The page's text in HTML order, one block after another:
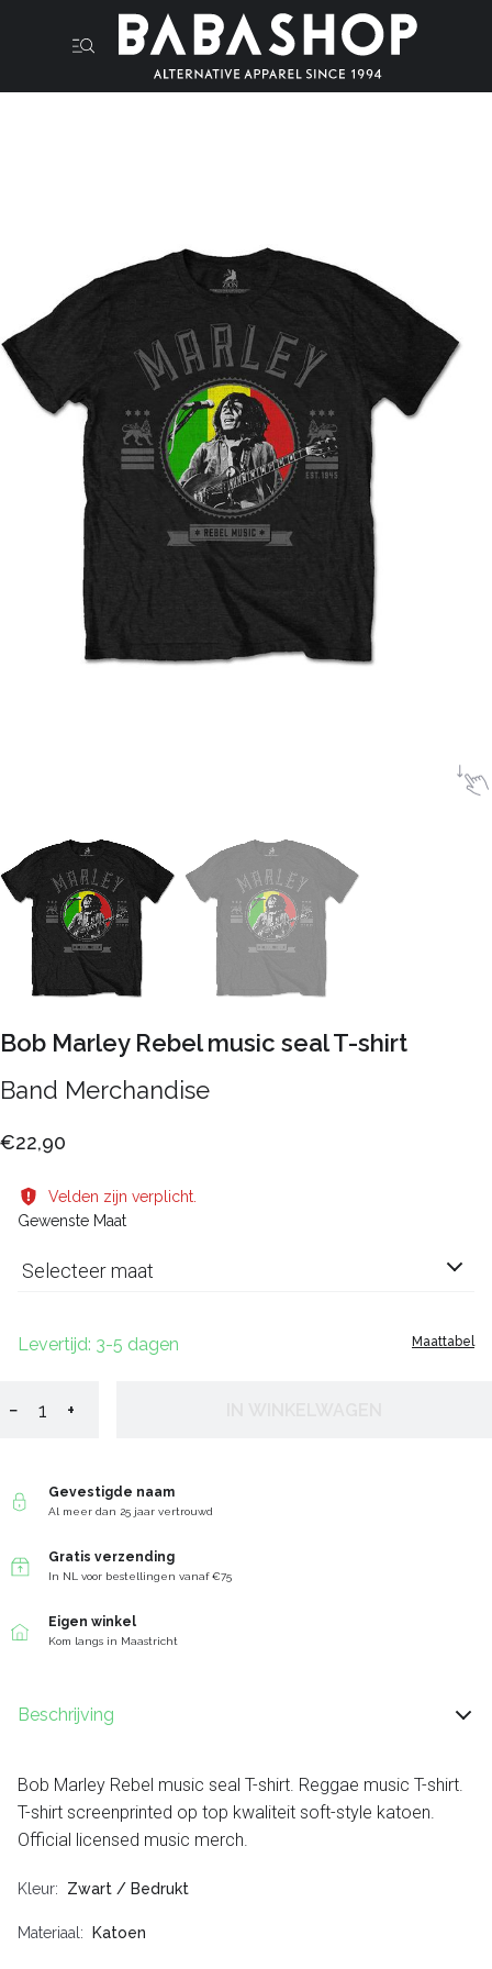
Bob Marley Rebel music seal T-shirt
Band Merchandise
€22,90
Velden zijn verplicht.
Gewenste Maat
Selecteer maat
Maattabel
Levertijd: 3-5 dagen
− +
Gevestigde naam
Al meer dan 25 jaar vertrouwd
Gratis verzending
In NL voor bestellingen vanaf €75
Eigen winkel
Kom langs in Maastricht
Beschrijving
Bob Marley Rebel music seal T-shirt. Reggae music T-shirt.
T-shirt screenprinted op top kwaliteit soft-style katoen.
Official licensed music merch.
Kleur Zwart / Bedrukt
Materiaal Katoen